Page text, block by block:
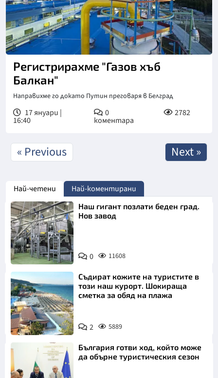
Регистрирахме "Газов хъб
Балкан"
Направихме го докато Путин преговаря в Белград
17 януари |
16:40
0
коментара
2782
« Previous Next »
Най-четени Най-коментирани
Наш гигант позлати беден град.
Нов завод
0 11608
Съдират кожите на туристите в
този наш курорт. Шокираща
сметка за обяд на плажа
2 5889
България готви ход, който може
да обърне туристическия сезон